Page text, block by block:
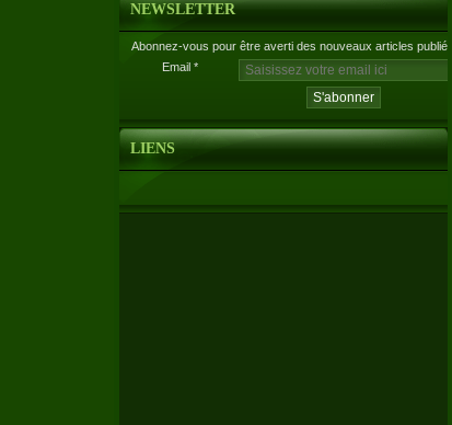
NEWSLETTER
Abonnez-vous pour être averti des nouveaux articles publiés.
Email
LIENS